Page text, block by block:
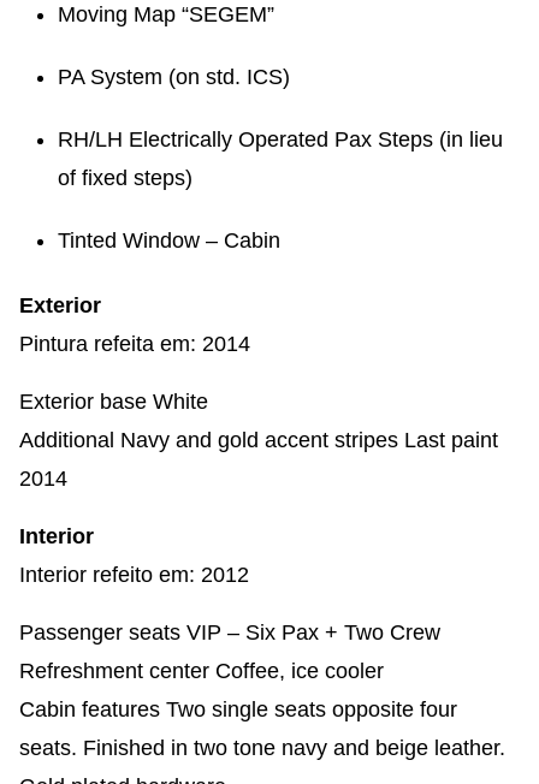
Moving Map “SEGEM”
PA System (on std. ICS)
RH/LH Electrically Operated Pax Steps (in lieu
of fixed steps)
Tinted Window – Cabin
Exterior
Pintura refeita em: 2014
Exterior base White
Additional Navy and gold accent stripes Last paint
2014
Interior
Interior refeito em: 2012
Passenger seats VIP – Six Pax + Two Crew
Refreshment center Coffee, ice cooler
Cabin features Two single seats opposite four
seats. Finished in two tone navy and beige leather.